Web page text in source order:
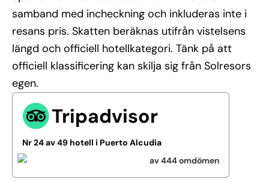
samband med incheckning och inkluderas inte i
resans pris. Skatten beräknas utifrån vistelsens
längd och officiell hotellkategori. Tänk på att
officiell klassificering kan skilja sig från Solresors
egen.
Tripadvisor
Nr 24 av 49 hotell i Puerto Alcudia
av 444 omdömen